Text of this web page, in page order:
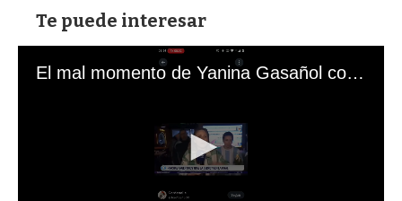
Te puede interesar
El mal momento de Yanina Gasañol con un hincha argentino en "Subrayado"